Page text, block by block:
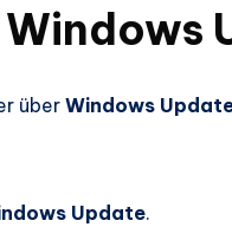
über Windows
Update.